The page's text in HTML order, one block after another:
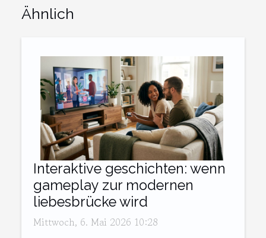
Ähnlich
Interaktive geschichten: wenn
gameplay zur modernen
liebesbrücke wird
Mittwoch, 6. Mai 2026 10:28